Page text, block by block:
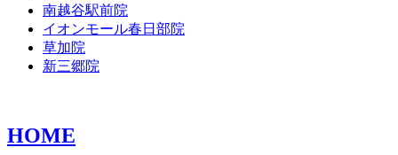
南越谷駅前院
イオンモール春日部院
草加院
新三郷院
HOME